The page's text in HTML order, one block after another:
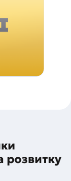
розвитку